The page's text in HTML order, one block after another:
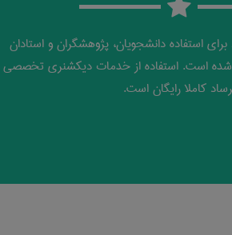
استفاده دانشجویان، پژوهشگران و استادان
است. استفاده از خدمات دیکشنری تخصصی
کاملا رایگان است.